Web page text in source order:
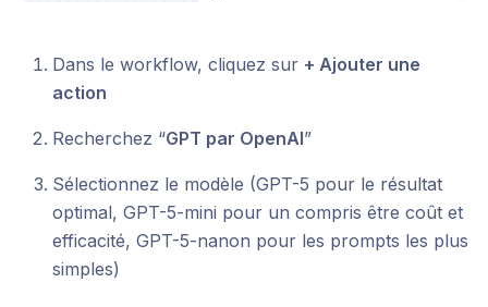
Dans le workflow, cliquez sur + Ajouter une
action
Recherchez “GPT par OpenAI”
Sélectionnez le modèle (GPT-5 pour le résultat
optimal, GPT-5-mini pour un compris être coût et
efficacité, GPT-5-nanon pour les prompts les plus
simples)